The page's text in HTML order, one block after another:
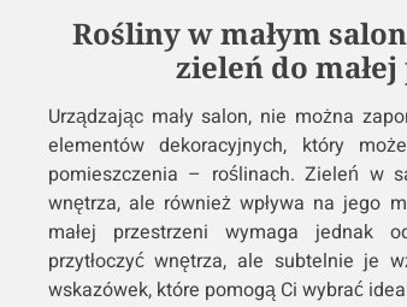
Rośliny w małym
zieleń do
Urządzając mały salon, nie można
elementów dekoracyjnych, który
pomieszczenia – roślinach. Zieleń w
wnętrza, ale również wpływa na jego
małej przestrzeni wymaga jednak
przytłoczyć wnętrza, ale subtelnie je
wskazówek, które pomogą Ci wybrać